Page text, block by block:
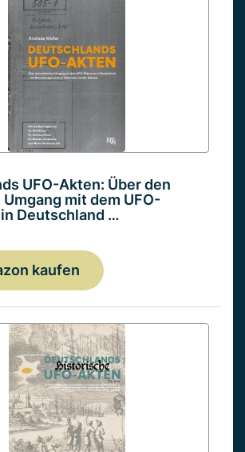
UFO-Akten: Über den
mit dem UFO-
Deutschland …
kaufen